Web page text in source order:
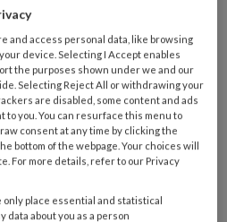
Merle de
die ze nodig
and access personal data, like browsing
device. Selecting I Accept enables
the purposes shown under we and our
Selecting Reject All or withdrawing your
are disabled, some content and ads
to you. You can resurface this menu to
consent at any time by clicking the
bottom of the webpage. Your choices will
For more details, refer to our Privacy
place essential and statistical
data about you as a person